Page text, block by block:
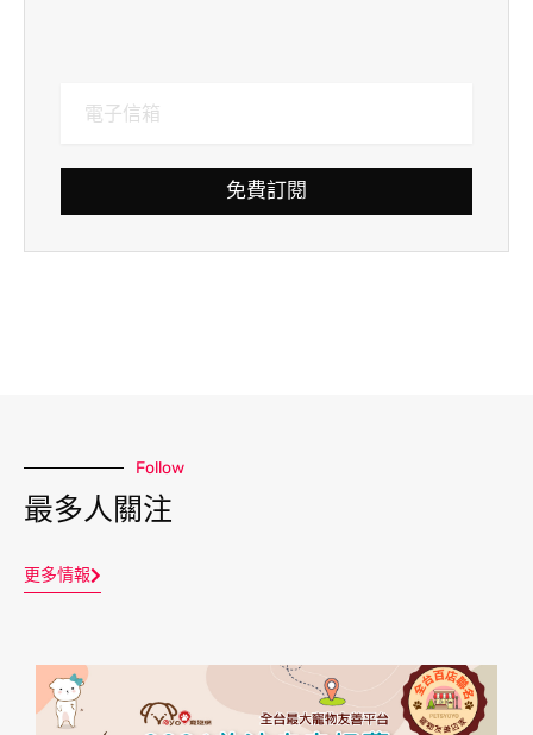
免費訂閱
Follow
最多人關注
更多情報